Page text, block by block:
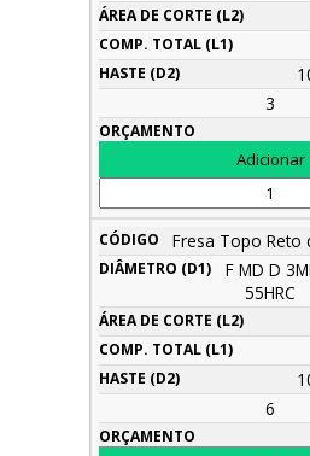
3
Fresa Topo Reto
F MD D
55HRC
6